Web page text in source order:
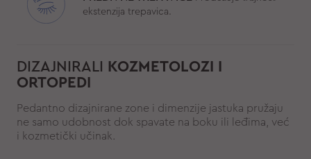
ekstenzija trepavica.
DIZAJNIRALI
KOZMETOLOZI I
ORTOPEDI
Pedantno dizajnirane zone i dimenzije jastuka pružaju
ne samo udobnost dok spavate na boku ili leđima, već
i kozmetički učinak.